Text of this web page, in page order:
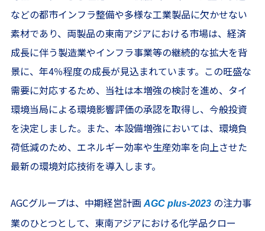
などの都市インフラ整備や多様な工業製品に欠かせない
素材であり、両製品の東南アジアにおける市場は、経済
成長に伴う製造業やインフラ事業等の継続的な拡大を背
景に、年4％程度の成長が見込まれています。この旺盛な
需要に対応するため、当社は本増強の検討を進め、タイ
環境当局による環境影響評価の承認を取得し、今般投資
を決定しました。また、本設備増強においては、環境負
荷低減のため、エネルギー効率や生産効率を向上させた
最新の環境対応技術を導入します。
AGCグループは、中期経営計画AGC plus-2023の注力事
業のひとつとして、東南アジアにおける化学品クロー